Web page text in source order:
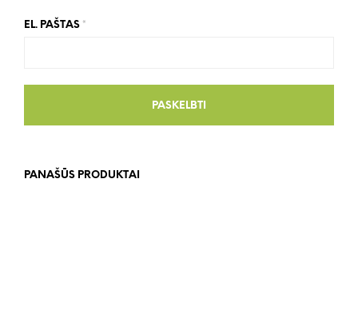
EL. PAŠTAS *
PANAŠŪS PRODUKTAI